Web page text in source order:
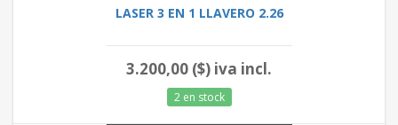
LASER 3 EN 1 LLAVERO 2.26
3.200,00 ($) iva incl.
2 en stock